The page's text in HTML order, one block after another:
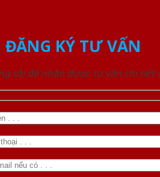
ĐĂNG KÝ TƯ VẤN
tôi để nhận được tư vấn chi tiết